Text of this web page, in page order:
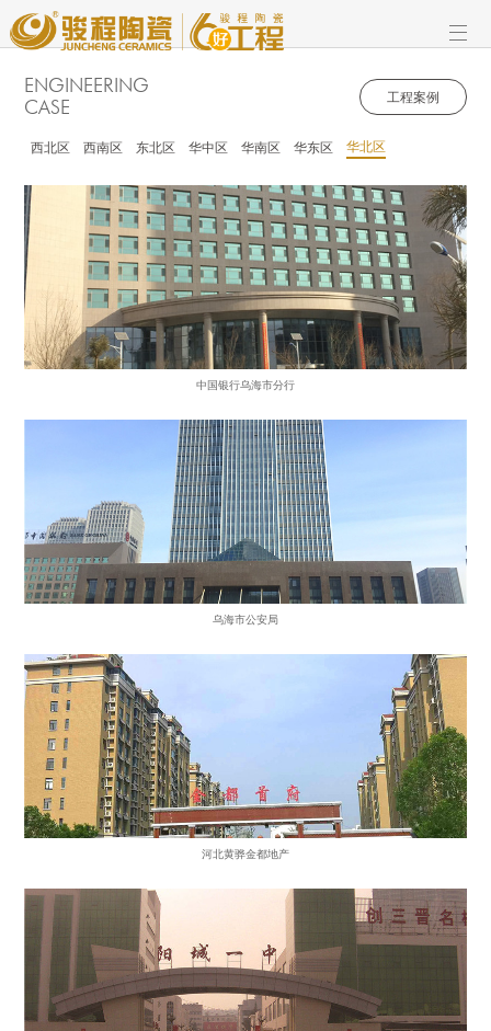
ENGINEERING
CASE
工程案例
西北区 西南区 东北区 华中区 华南区 华东区 华北区
中国银行乌海市分行
乌海市公安局
河北黄骅金都地产